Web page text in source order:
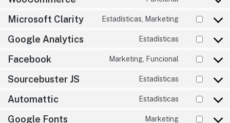
Microsoft Clarity Estadísticas, Marketing
Google Analytics Estadísticas
Facebook Marketing, Funcional
Sourcebuster JS Estadísticas
Automattic Estadísticas
Google Fonts Marketing